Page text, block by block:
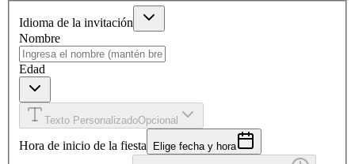
Idioma de la invitación
Nombre
Edad
Texto PersonalizadoOpcional
Hora de inicio de la fiesta Elige fecha y hora